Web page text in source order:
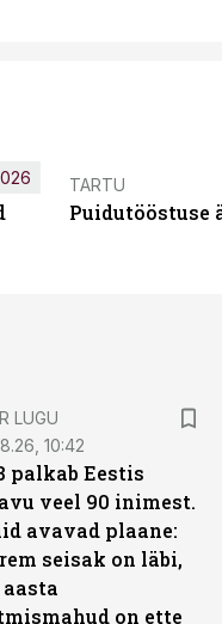
TARTU
Puidutööstuse
LUGU
10:42
palkab Eestis
veel 90 inimest.
avavad plaane:
seisak on läbi,
aasta
on ette